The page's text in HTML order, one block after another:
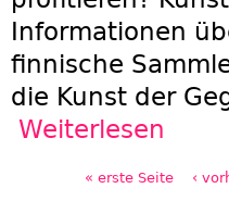
Informationen
finnische
die Kunst der
Weiterlesen
Seiten« erste Seite ‹